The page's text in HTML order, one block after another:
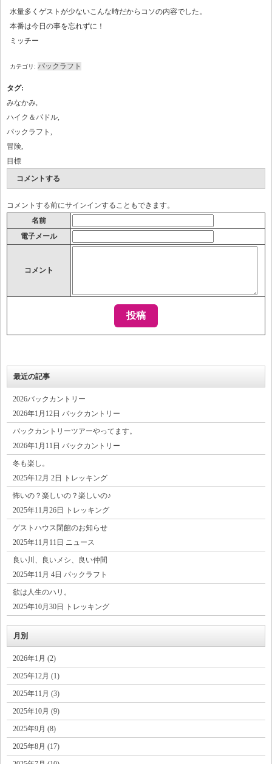
水量多くゲストが少ないこんな時だからコソの内容でした。
本番は今日の事を忘れずに！
ミッチー
カテゴリ: パックラフト
タグ:
みなかみ
ハイク＆パドル
パックラフト
冒険
目標
コメントする
コメントする前にサインインすることもできます。
名前
電子メール
コメント
最近の記事
2026バックカントリー
2026年1月12日 バックカントリー
バックカントリーツアーやってます。
2026年1月11日 バックカントリー
冬も楽し。
2025年12月 2日 トレッキング
怖いの？楽しいの？楽しいの♪
2025年11月26日 トレッキング
ゲストハウス閉館のお知らせ
2025年11月11日 ニュース
良い川、良いメシ、良い仲間
2025年11月 4日 パックラフト
欲は人生のハリ。
2025年10月30日 トレッキング
月別
2026年1月 (2)
2025年12月 (1)
2025年11月 (3)
2025年10月 (9)
2025年9月 (8)
2025年8月 (17)